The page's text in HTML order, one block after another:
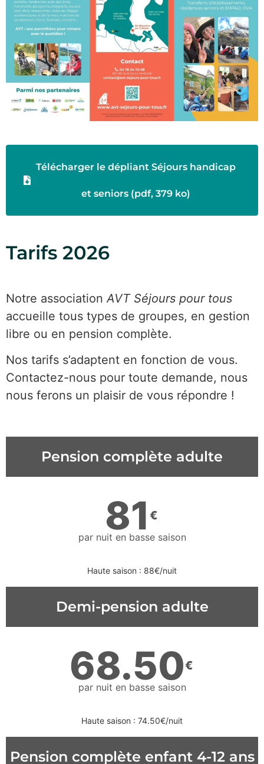
Télécharger le dépliant Séjours handicap
et seniors (pdf, 379 ko)
Tarifs 2026
Notre association AVT Séjours pour tous
accueille tous types de groupes, en gestion
libre ou en pension complète.
Nos tarifs s’adaptent en fonction de vous.
Contactez-nous pour toute demande, nous
nous ferons un plaisir de vous répondre !
Pension complète adulte
81 €
par nuit en basse saison
Haute saison : 88€/nuit
Demi-pension adulte
68.50€
par nuit en basse saison
Haute saison : 74.50€/nuit
Pension complète enfant 4-12 ans